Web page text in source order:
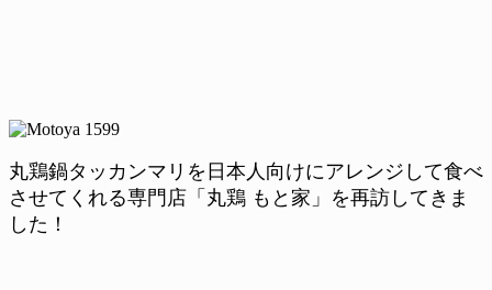
丸鶏鍋タッカンマリを日本人向けにアレンジして食べ
させてくれる専門店「丸鶏 もと家」を再訪してきま
した！